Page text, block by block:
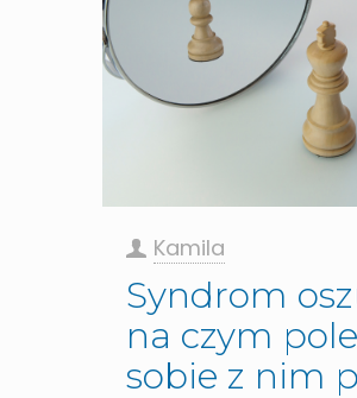
Kamila
Syndrom
na czym
sobie z nim